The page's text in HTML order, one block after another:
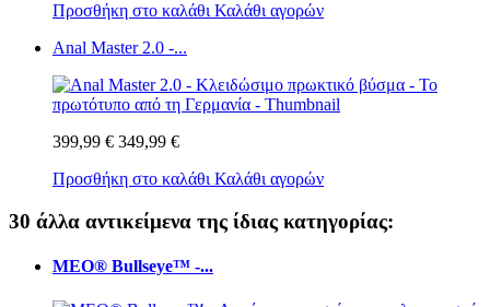
Προσθήκη στο καλάθι Καλάθι αγορών
Anal Master 2.0 -...
399,99 € 349,99 €
Προσθήκη στο καλάθι Καλάθι αγορών
30 άλλα αντικείμενα της ίδιας κατηγορίας:
MEO® Bullseye™ -...